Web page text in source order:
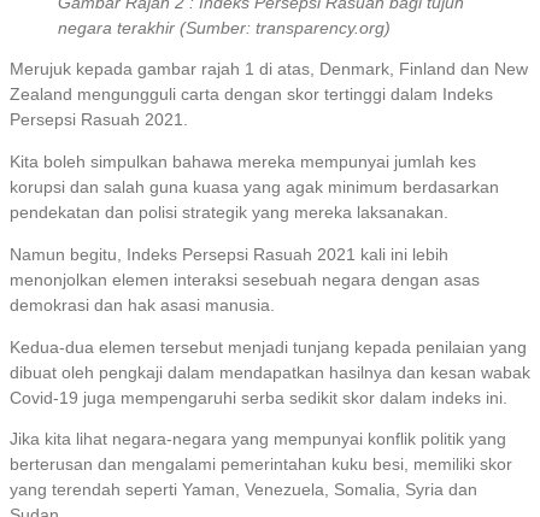
negara terakhir (Sumber: transparency.org)
Merujuk kepada gambar rajah 1 di atas, Denmark, Finland dan New
Zealand mengungguli carta dengan skor tertinggi dalam Indeks
Persepsi Rasuah 2021.
Kita boleh simpulkan bahawa mereka mempunyai jumlah kes
korupsi dan salah guna kuasa yang agak minimum berdasarkan
pendekatan dan polisi strategik yang mereka laksanakan.
Namun begitu, Indeks Persepsi Rasuah 2021 kali ini lebih
menonjolkan elemen interaksi sesebuah negara dengan asas
demokrasi dan hak asasi manusia.
Kedua-dua elemen tersebut menjadi tunjang kepada penilaian yang
dibuat oleh pengkaji dalam mendapatkan hasilnya dan kesan wabak
Covid-19 juga mempengaruhi serba sedikit skor dalam indeks ini.
Jika kita lihat negara-negara yang mempunyai konflik politik yang
berterusan dan mengalami pemerintahan kuku besi, memiliki skor
yang terendah seperti Yaman, Venezuela, Somalia, Syria dan